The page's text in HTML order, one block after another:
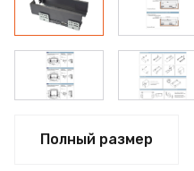
Полный размер